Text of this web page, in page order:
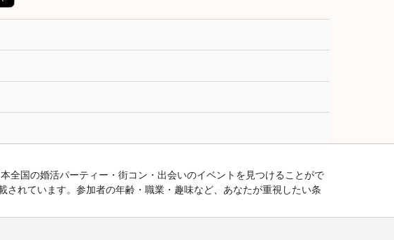
全国の婚活パーティー・街コン・出会いのイベントを見つけることがで
れています。参加者の年齢・職業・趣味など、あなたが重視したい条